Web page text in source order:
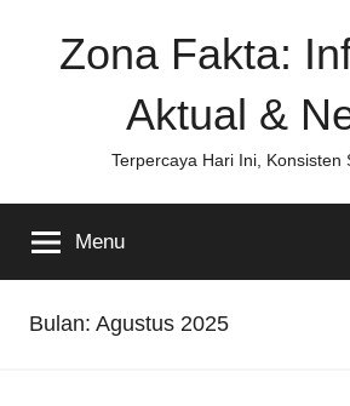
Zona Fakta:
Aktual &
Terpercaya Hari Ini, Konsisten
Menu
Bulan: Agustus 2025